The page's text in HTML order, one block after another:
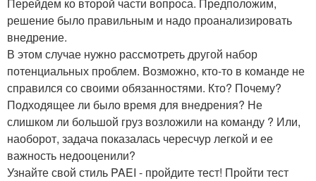
решение было правильным и надо проанализировать
внедрение.
В этом случае нужно рассмотреть другой набор
потенциальных проблем. Возможно, кто-то в команде не
справился со своими обязанностями. Кто? Почему?
Подходящее ли было время для внедрения? Не
слишком ли большой груз возложили на команду ? Или,
наоборот, задача показалась чересчур легкой и ее
важность недооценили?
Узнайте свой стиль PAEI - пройдите тест! Пройти тест